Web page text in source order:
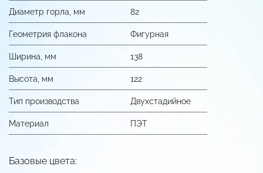
Диаметр горла, мм 82
Геометрия флакона Фигурная
Ширина, мм 138
Высота, мм 122
Тип производства Двухстадийное
Материал ПЭТ
Базовые цвета: